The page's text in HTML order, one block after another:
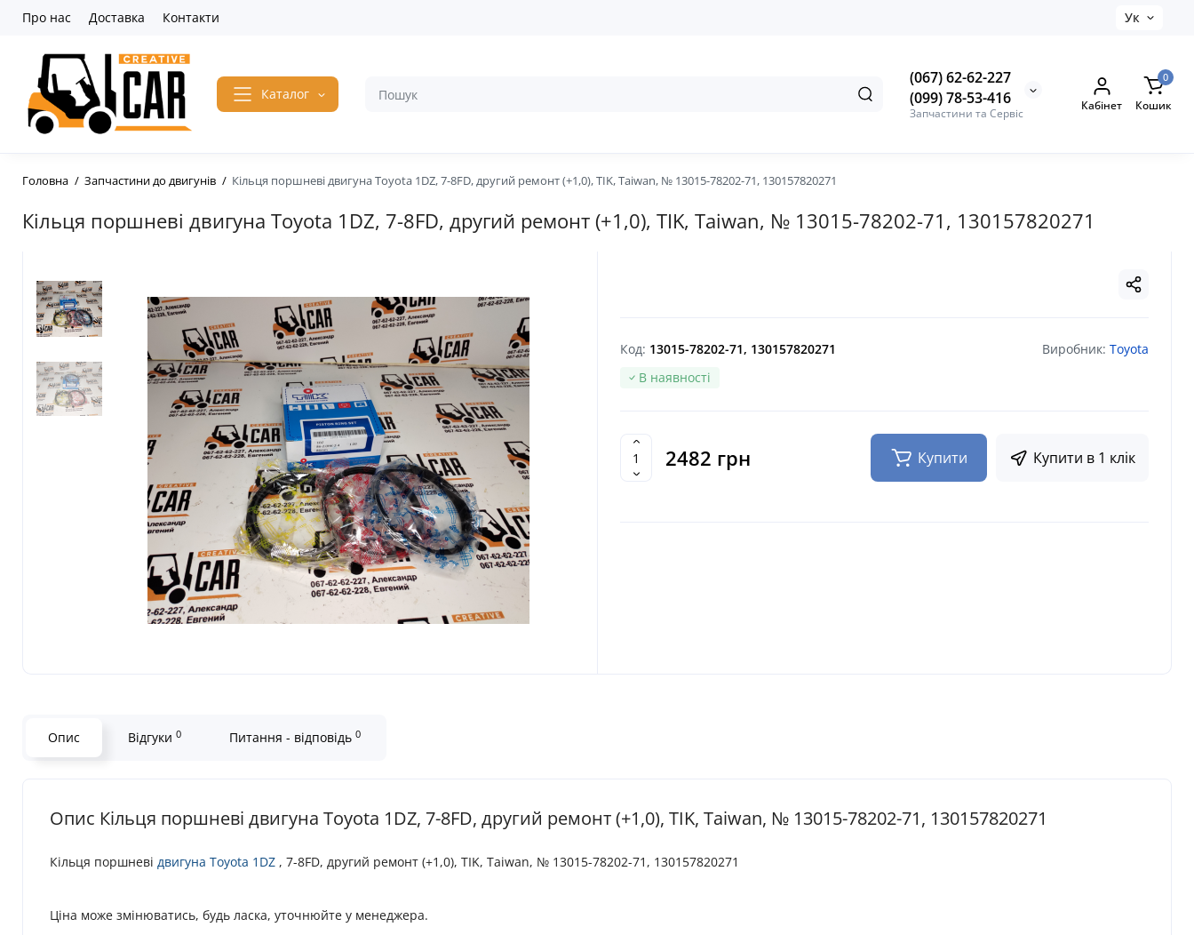
Про нас Доставка Контакти Ук
Каталог
(067) 62-62-227
(099) 78-53-416
Запчастини та Сервіс Кабінет
0
Кошик
Головна Запчастини до двигунів Кільця поршневі двигуна Toyota 1DZ, 7-8FD, другий ремонт (+1,0), TIK, Taiwan, № 13015-78202-71, 130157820271
Кільця поршневі двигуна Toyota 1DZ, 7-8FD, другий ремонт (+1,0), TIK, Taiwan, № 13015-78202-71, 130157820271
Код: 13015-78202-71, 130157820271 Виробник: Toyota
В наявності
2482 грн Купити Купити в 1 клік
Опис Відгуки 0 Питання - відповідь 0
Опис Кільця поршневі двигуна Toyota 1DZ, 7-8FD, другий ремонт (+1,0), TIK, Taiwan, № 13015-78202-71, 130157820271
Кільця поршневі двигуна Toyota 1DZ , 7-8FD, другий ремонт (+1,0), TIK, Taiwan, № 13015-78202-71, 130157820271
Ціна може змінюватись, будь ласка, уточнюйте у менеджера.